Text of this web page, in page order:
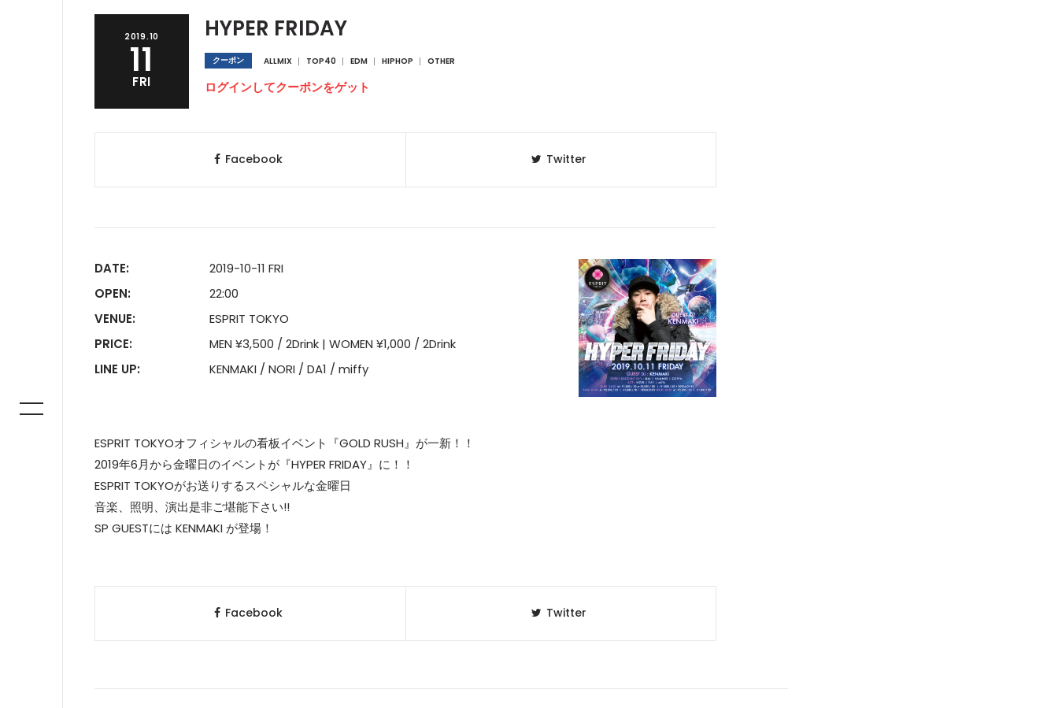
2019.10
11
FRI
HYPER FRIDAY
クーポン ALLMIX TOP40 EDM HIPHOP OTHER
ログインしてクーポンをゲット
Facebook Twitter
DATE:
2019-10-11 FRI
OPEN:
22:00
VENUE:
ESPRIT TOKYO
PRICE:
MEN ¥3,500 / 2Drink | WOMEN ¥1,000 / 2Drink
LINE UP:
KENMAKI / NORI / DA1 / miffy
ESPRIT TOKYOオフィシャルの看板イベント『GOLD RUSH』が一新！！
2019年6月から金曜日のイベントが『HYPER FRIDAY』に！！
ESPRIT TOKYOがお送りするスペシャルな金曜日
音楽、照明、演出是非ご堪能下さい!!
SP GUESTには KENMAKI が登場！
Facebook Twitter